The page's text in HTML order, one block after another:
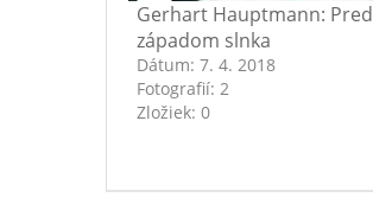
Gerhart Hauptmann: Pred
západom slnka
Dátum: 7. 4. 2018
Fotografií: 2
Zložiek: 0